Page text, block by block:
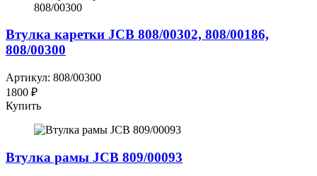
Втулка каретки JCB 808/00302, 808/00186,
808/00300
Артикул: 808/00300
1800 ₽
Купить
Втулка рамы JCB 809/00093